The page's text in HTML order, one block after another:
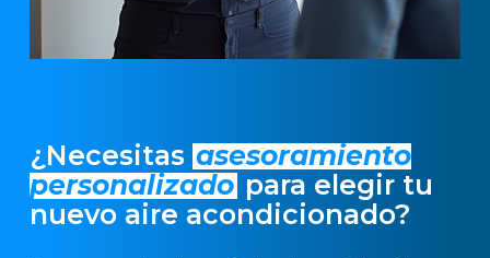
¿Necesitas asesoramiento
personalizado para elegir tu
nuevo aire acondicionado?